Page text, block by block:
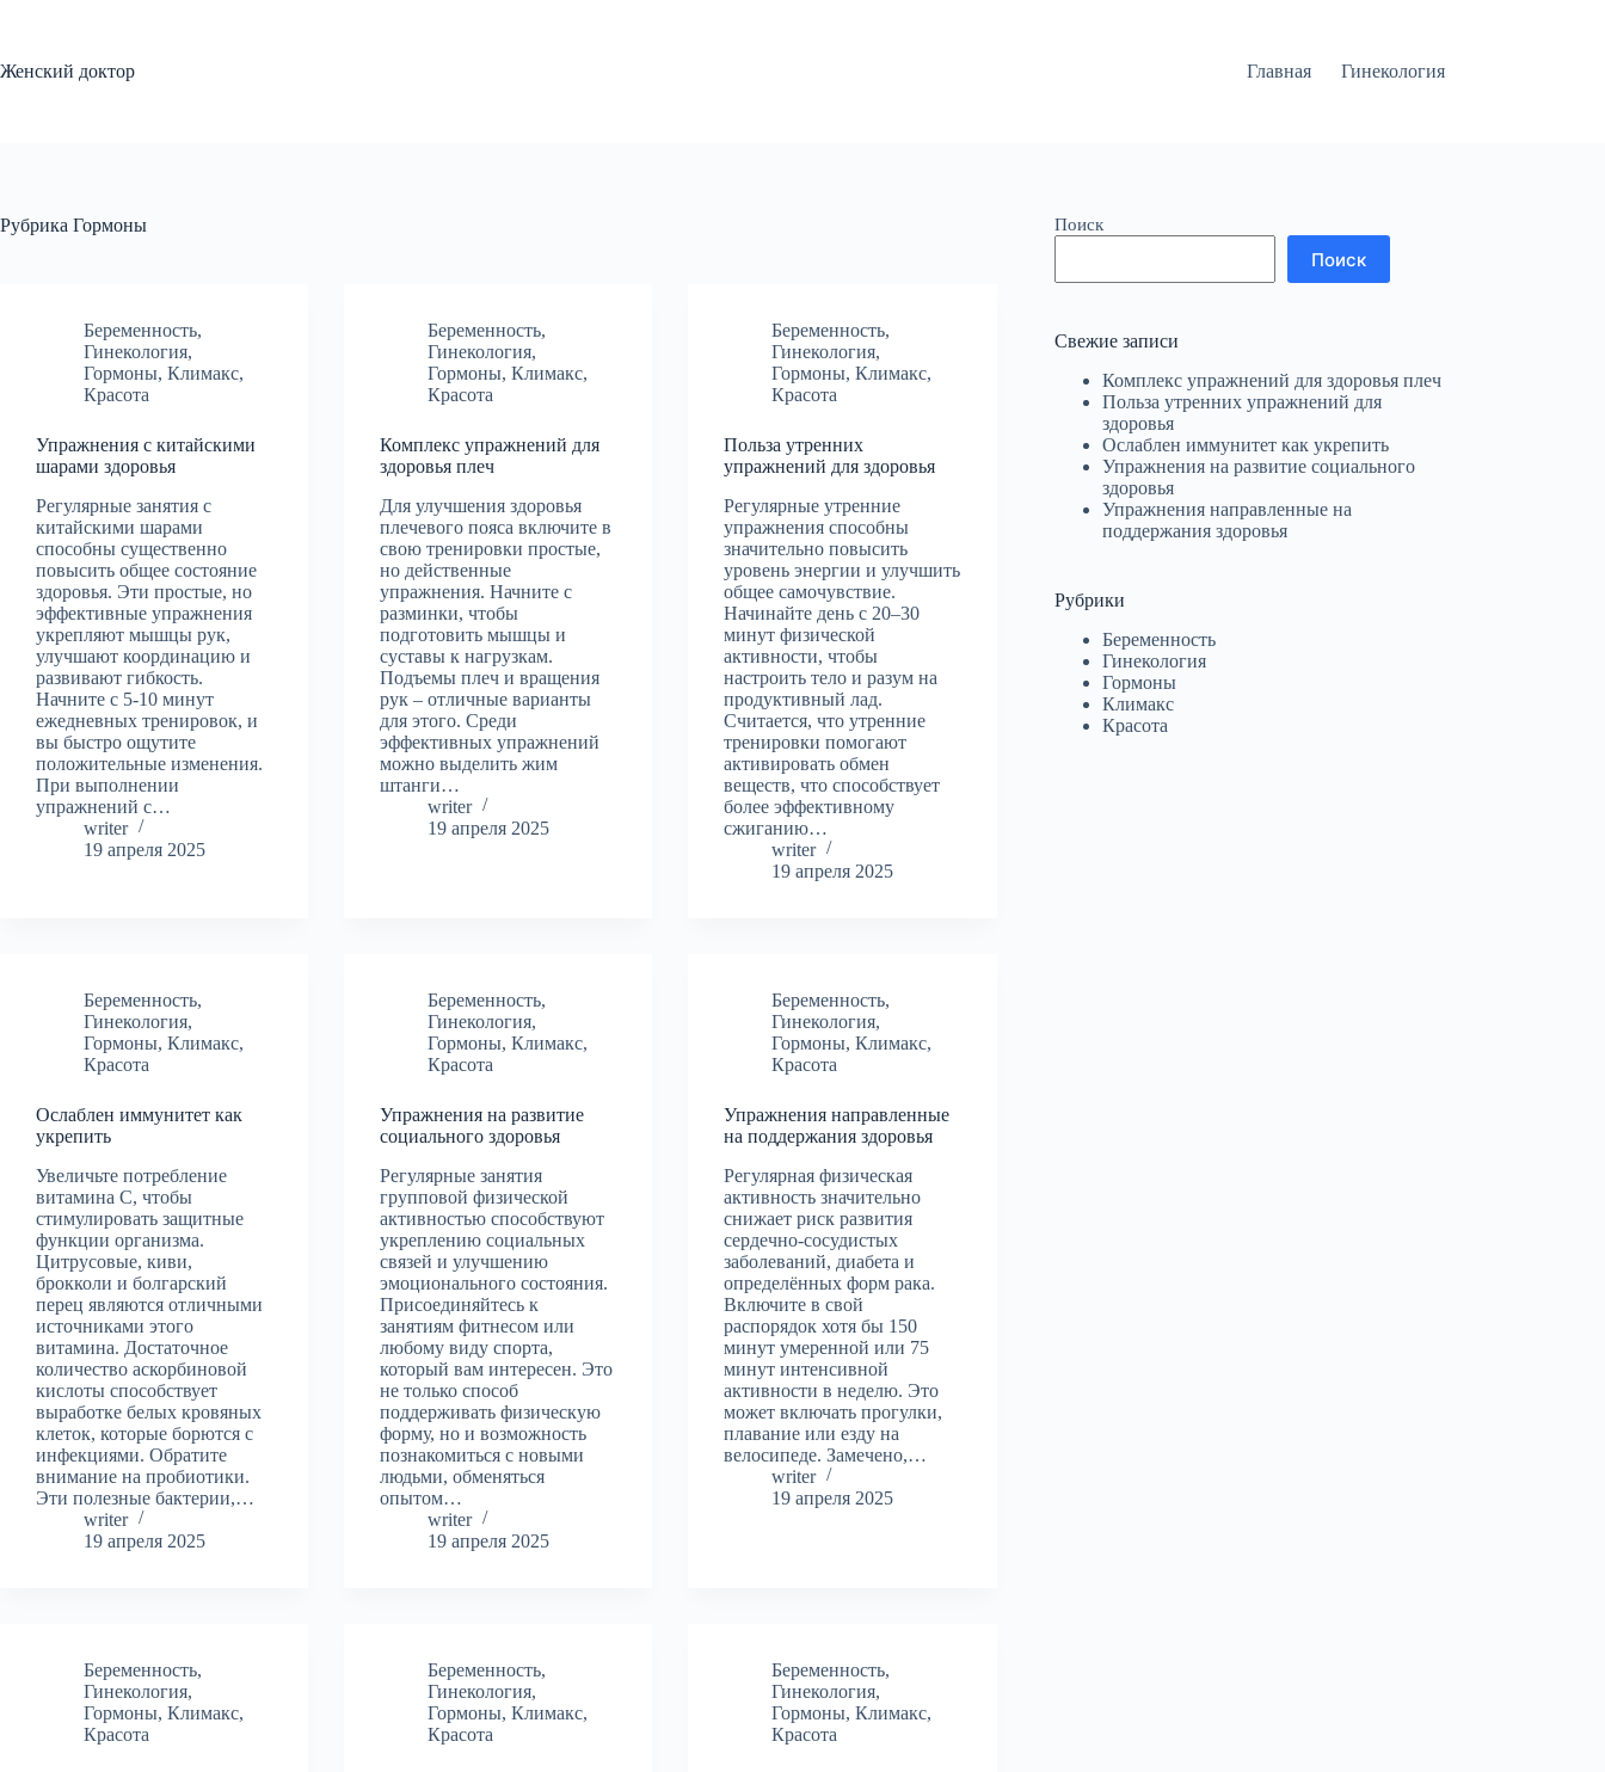
Женский доктор
Главная Гинекология
Рубрика Гормоны
Беременность,
Гинекология,
Гормоны, Климакс,
Красота
Упражнения с китайскими
шарами здоровья
Регулярные занятия с
китайскими шарами
способны существенно
повысить общее состояние
здоровья. Эти простые, но
эффективные упражнения
укрепляют мышцы рук,
улучшают координацию и
развивают гибкость.
Начните с 5-10 минут
ежедневных тренировок, и
вы быстро ощутите
положительные изменения.
При выполнении
упражнений с…
writer
19 апреля 2025
Беременность,
Гинекология,
Гормоны,Климакс,
Красота
Комплекс упражнений для
здоровья плеч
Для улучшения здоровья
плечевого пояса включите в
свою тренировки простые,
но действенные
упражнения. Начните с
разминки, чтобы
подготовить мышцы и
суставы к нагрузкам.
Подъемы плеч и вращения
рук – отличные варианты
для этого. Среди
эффективных упражнений
можно выделить жим
штанги…
writer
19 апреля 2025
Беременность,
Гинекология,
Гормоны,Климакс,
Красота
Польза утренних
упражнений для здоровья
Регулярные утренние
упражнения способны
значительно повысить
уровень энергии и улучшить
общее самочувствие.
Начинайте день с 20–30
минут физической
активности, чтобы
настроить тело и разум на
продуктивный лад.
Считается, что утренние
тренировки помогают
активировать обмен
веществ, что способствует
более эффективному
сжиганию…
writer
19 апреля 2025
Беременность,
Гинекология,
Гормоны, Климакс,
Красота
Ослаблен иммунитет как
укрепить
Увеличьте потребление
витамина C, чтобы
стимулировать защитные
функции организма.
Цитрусовые, киви,
брокколи и болгарский
перец являются отличными
источниками этого
витамина. Достаточное
количество аскорбиновой
кислоты способствует
выработке белых кровяных
клеток, которые борются с
инфекциями. Обратите
внимание на пробиотики.
Эти полезные бактерии,…
writer
19 апреля 2025
Беременность,
Гинекология,
Гормоны,Климакс,
Красота
Упражнения на развитие
социального здоровья
Регулярные занятия
групповой физической
активностью способствуют
укреплению социальных
связей и улучшению
эмоционального состояния.
Присоединяйтесь к
занятиям фитнесом или
любому виду спорта,
который вам интересен. Это
не только способ
поддерживать физическую
форму, но и возможность
познакомиться с новыми
людьми, обменяться
опытом…
writer
19 апреля 2025
Беременность,
Гинекология,
Гормоны,Климакс,
Красота
Упражнения направленные
на поддержания здоровья
Регулярная физическая
активность значительно
снижает риск развития
сердечно-сосудистых
заболеваний, диабета и
определённых форм рака.
Включите в свой
распорядок хотя бы 150
минут умеренной или 75
минут интенсивной
активности в неделю. Это
может включать прогулки,
плавание или езду на
велосипеде. Замечено,…
writer
19 апреля 2025
Беременность,
Гинекология,
Гормоны, Климакс,
Красота
Беременность,
Гинекология,
Гормоны,Климакс,
Красота
Беременность,
Гинекология,
Гормоны,Климакс,
Красота
Поиск
Поиск
Свежие записи
Комплекс упражнений для здоровья плеч
Польза утренних упражнений для
здоровья
Ослаблен иммунитет как укрепить
Упражнения на развитие социального
здоровья
Упражнения направленные на
поддержания здоровья
Рубрики
Беременность
Гинекология
Гормоны
Климакс
Красота